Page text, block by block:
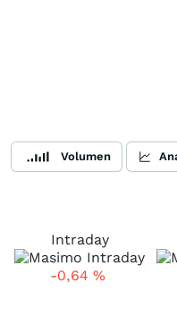
Volumen
Intraday
-0,64 %